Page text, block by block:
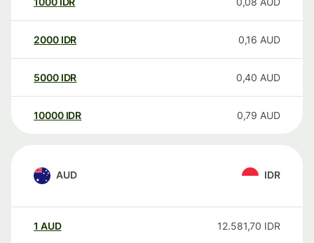
2000 IDR 0,16 AUD
5000 IDR 0,40 AUD
10000 IDR 0,79 AUD
AUD IDR
1 AUD 12.581,70 IDR